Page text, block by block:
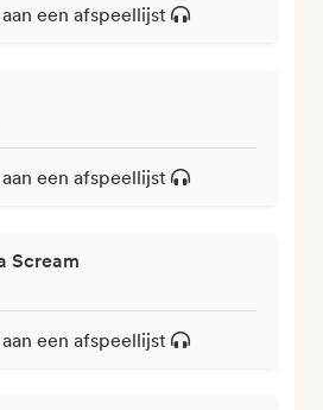
een afspeellijst
een afspeellijst
Scream
een afspeellijst